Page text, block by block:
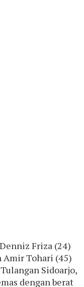
Friza (24)
Amir Tohari (45)
Sidoarjo,
dengan berat